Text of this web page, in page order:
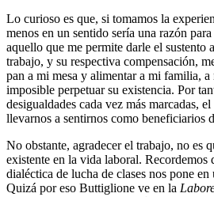
Lo curioso es que, si tomamos la
menos en un sentido sería una razón
aquello que me permite darle el sustento
trabajo, y su respectiva compensación,
pan a mi mesa y alimentar a mi familia, a
imposible perpetuar su existencia. Por
desigualdades cada vez más marcadas,
llevarnos a sentirnos como beneficiarios
No obstante, agradecer el trabajo, no es
existente en la vida laboral. Recordemos
dialéctica de lucha de clases nos pone
Quizá por eso Buttiglione ve en la